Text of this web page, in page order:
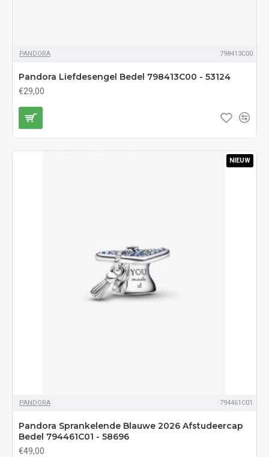
PANDORA 798413C00
Pandora Liefdesengel Bedel 798413C00 - 53124
€29,00
NIEUW
PANDORA 794461C01
Pandora Sprankelende Blauwe 2026 Afstudeercap
Bedel 794461C01 - 58696
€49,00